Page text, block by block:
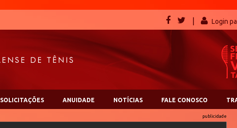
Login
SOLICITAÇÕES ANUIDADE NOTÍCIAS FALE CONOSCO
publicidade